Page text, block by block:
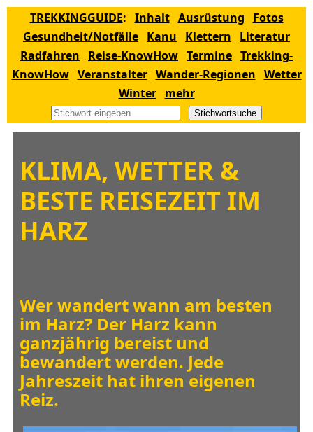
TREKKINGGUIDE: Inhalt Ausrüstung
Fotos
Gesundheit/Notfälle Kanu Klettern
Literatur
Radfahren
Reise-KnowHow Termine Trekking-
KnowHow Veranstalter Wander-Regionen Wetter
Winter
mehr
Stichwortsuche
KLIMA, WETTER &
BESTE REISEZEIT IM
HARZ
Wer wandert wann am besten
im Harz? Der Harz kann
ganzjährig bereist und
bewandert werden. Jede
Jahreszeit hat ihren eigenen
Reiz.